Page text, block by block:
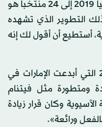
المنتخبات في بطولة كأس آسيا 2019 إلى 24 منتخبا هو
التطوير الذي تشهده
أستطيع أن أقول لك إنه
وأضاف: «في كأس آسيا 2019 التي أبدعت الإمارات في
ومتطورة مثل فيتنام
وكان قرار زيادة
ورائعة».